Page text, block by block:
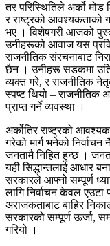
तर परिस्थितिले अर्को
र राष्ट्रको
भए । विशेषगरी आजको
उनीहरूको आवाज यस
राजनीतिक संरचनाबाट
छैन । उनीहरू सडकमा
व्यक्त गरे, र राजनीतिक
स्पष्ट थियो – राजनीतिक
प्राप्त गर्ने व्यवस्था ।
अर्कोतिर राष्ट्रको
गरेको मार्ग भनेको
जनतामै निहित हुन्छ ।
यही सिद्धान्तलाई आधार
सरकारले आफ्नो सम्पूर्ण
लागि निर्वाचन केवल
अराजकताबाट बाहिर
सरकारको सम्पूर्ण ऊर्जा,
गरियो ।